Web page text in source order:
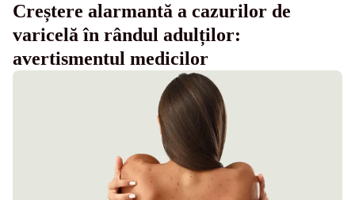
Creștere alarmantă a cazurilor de
varicelă în rândul adulților:
avertismentul medicilor